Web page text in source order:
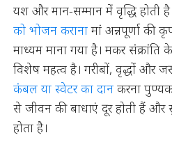
यश और मान-सम्मान में वृद्धि होती
को भोजन करानामां अन्नपूर्णा की
माध्यम माना गया है। मकर संक्रांति
विशेष महत्व है। गरीबों, वृद्धों और
कंबल या स्वेटर का दानकरना
से जीवन की बाधाएं दूर होती हैं और
होता है।